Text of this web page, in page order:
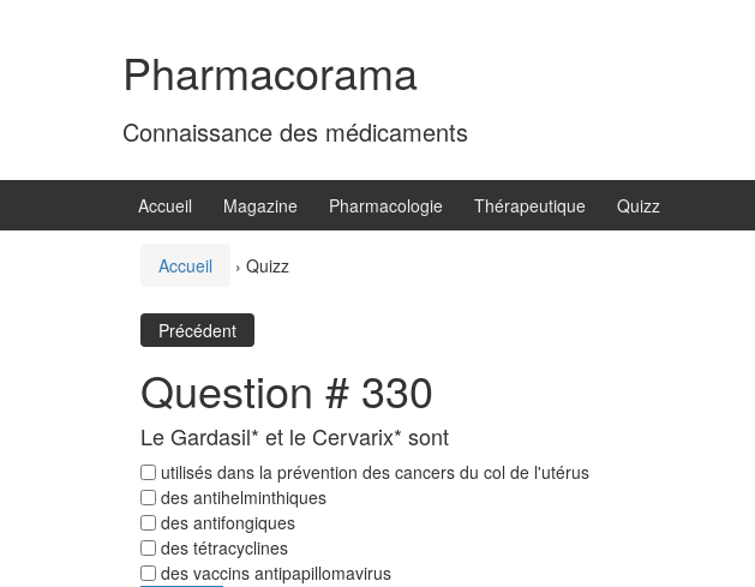
Pharmacorama
Connaissance des médicaments
Accueil Magazine Pharmacologie Thérapeutique Quizz
Accueil › Quizz
Précédent
Question # 330
Le Gardasil* et le Cervarix* sont
utilisés dans la prévention des cancers du col de l'utérus
des antihelminthiques
des antifongiques
des tétracyclines
des vaccins antipapillomavirus